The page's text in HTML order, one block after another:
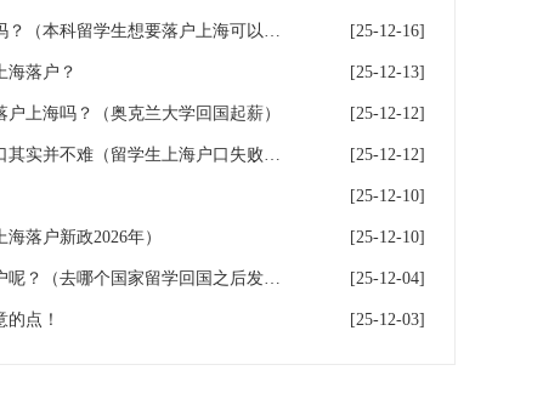
本科留学生想要落户上海可以吗？（本科留学生想要落户上海可以吗现在） [25-12-16]
海落户？ [25-12-13]
上海吗？（奥克兰大学回国起薪） [25-12-12]
案例分析！留学生申请上海户口其实并不难（留学生上海户口失败：留学生落户上海） [25-12-12]
[25-12-10]
落户新政2026年） [25-12-10]
出国留学回国后哪个城市好落户呢？（去哪个国家留学回国之后发展最好） [25-12-04]
点！ [25-12-03]